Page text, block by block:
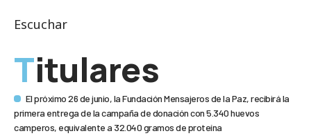
Escuchar
Titulares
El próximo 26 de junio, la Fundación Mensajeros de la Paz, recibirá la
primera entrega de la campaña de donación con 5.340 huevos
camperos, equivalente a 32.040 gramos de proteína